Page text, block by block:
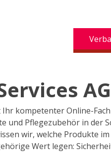
AG
Ihr kompetenter Online-
und Pflegezubehör in der
wir, welche Produkte
Wert legen: